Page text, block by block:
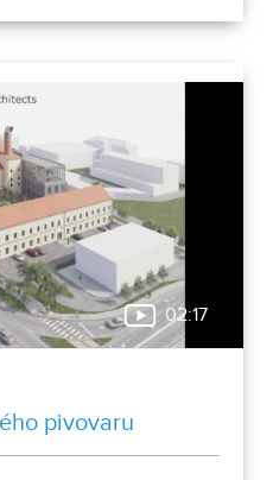
02:17
pivovaru